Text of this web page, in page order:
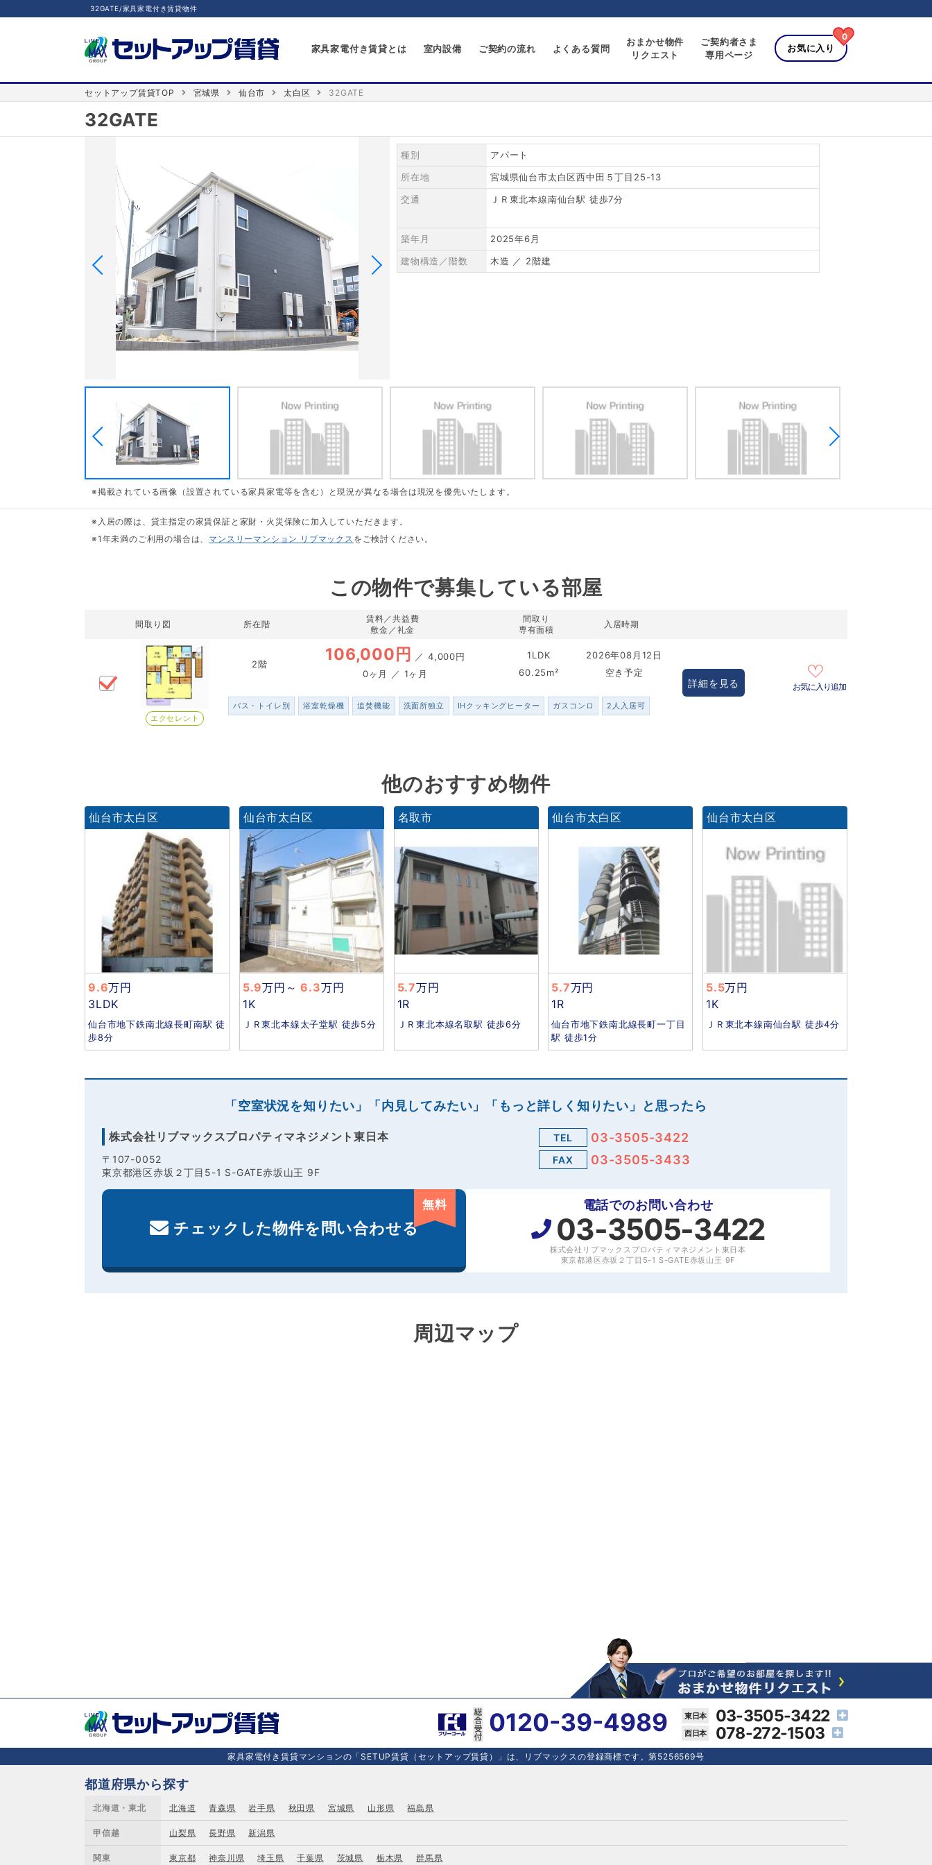
32GATE/家具家電付き賃貸物件
家具家電付き賃貸とは 室内設備 ご契約の流れ よくある質問
おまかせ物件
リクエスト
ご契約者さま
専用ページ
お気に入り
0
セットアップ賃貸TOP 宮城県 仙台市 太白区 32GATE
32GATE
種別
アパート
所在地
宮城県仙台市太白区西中田５丁目25-13
交通
ＪＲ東北本線南仙台駅 徒歩7分
築年月
2025年6月
建物構造／階数
木造 ／ 2階建
※掲載されている画像（設置されている家具家電等を含む）と現況が異なる場合は現況を優先いたします。
※入居の際は、貸主指定の家賃保証と家財・火災保険に加入していただきます。
※1年未満のご利用の場合は、 マンスリーマンション リブマックス をご検討ください。
この物件で募集している部屋
間取り図 所在階
賃料／共益費
敷金／礼金
間取り
専有面積
入居時期
エクセレント
2階 106,000円 ／ 4,000円
0ヶ月 ／ 1ヶ月
1LDK
60.25m²
2026年08月12日
空き予定
バス・トイレ別 浴室乾燥機 追焚機能 洗面所独立 IHクッキングヒーター ガスコンロ 2人入居可
詳細を見る お気に入り追加
他のおすすめ物件
仙台市太白区
9.6万円
3LDK
仙台市地下鉄南北線長町南駅 徒
歩8分
仙台市太白区
5.9万円 ～ 6.3万円
1K
ＪＲ東北本線太子堂駅 徒歩5分
名取市
5.7万円
1R
ＪＲ東北本線名取駅 徒歩6分
仙台市太白区
5.7万円
1R
仙台市地下鉄南北線長町一丁目
駅 徒歩1分
仙台市太白区
5.5万円
1K
ＪＲ東北本線南仙台駅 徒歩4分
「空室状況を知りたい」「内見してみたい」「もっと詳しく知りたい」と思ったら
株式会社リブマックスプロパティマネジメント東日本
〒107-0052
東京都港区赤坂２丁目5-1 S-GATE赤坂山王 9F
TEL 03-3505-3422
FAX 03-3505-3433
チェックした物件を 問い合わせる
無料 電話でのお問い合わせ
03-3505-3422
株式会社リブマックスプロパティマネジメント東日本
東京都港区赤坂２丁目5-1 S-GATE赤坂山王 9F
周辺マップ
0120-39-4989
03-3505-3422
078-272-1503
家具家電付き賃貸マンションの「SETUP賃貸（セットアップ賃貸）」は、リブマックスの登録商標です。第5256569号
都道府県から探す
北海道・東北 北海道 青森県 岩手県 秋田県 宮城県 山形県 福島県
甲信越 山梨県 長野県 新潟県
関東 東京都 神奈川県 埼玉県 千葉県 茨城県 栃木県 群馬県